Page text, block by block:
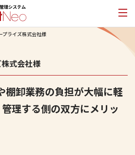
プライズ株式会社様
式会社様
棚卸業務の負担が大幅に軽
理する側の双方にメリッ